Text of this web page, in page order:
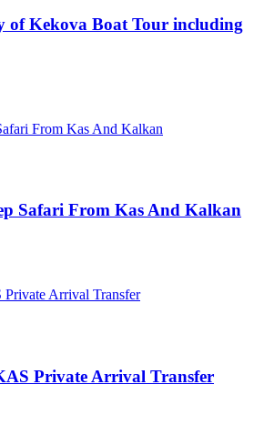
of Kekova Boat Tour including
Safari From Kas And Kalkan
Private Arrival Transfer